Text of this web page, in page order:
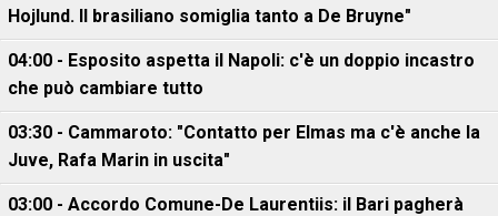
Hojlund. Il brasiliano somiglia tanto a De Bruyne"
04:00 - Esposito aspetta il Napoli: c'è un doppio incastro
che può cambiare tutto
03:30 - Cammaroto: "Contatto per Elmas ma c'è anche la
Juve, Rafa Marin in uscita"
03:00 - Accordo Comune-De Laurentiis: il Bari pagherà